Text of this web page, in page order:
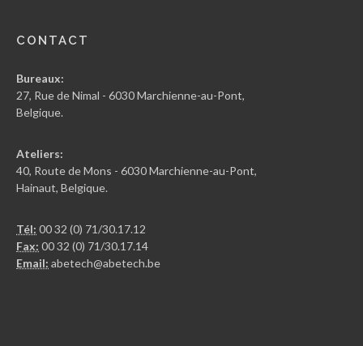
CONTACT
Bureaux:
27, Rue de Nimal - 6030 Marchienne-au-Pont,
Belgique.
Ateliers:
40, Route de Mons - 6030 Marchienne-au-Pont,
Hainaut, Belgique.
Tél: 00 32 (0) 71/30.17.12
Fax: 00 32 (0) 71/30.17.14
Email: abetech@abetech.be